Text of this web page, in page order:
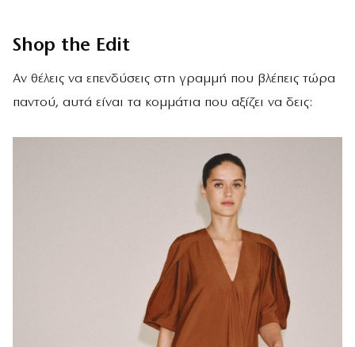
Shop the Edit
Αν θέλεις να επενδύσεις στη γραμμή που βλέπεις τώρα
παντού, αυτά είναι τα κομμάτια που αξίζει να δεις: